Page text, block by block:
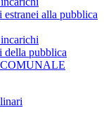
alla pubblica
della pubblica
COMUNALE